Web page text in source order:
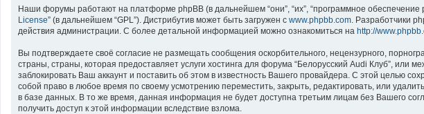
Наши форумы работают на платформе phpBB (в дальнейшем “они”, “их”, “программное обеспечение
License” (в дальнейшем “GPL”). Дистрибутив может быть загружен с www.phpbb.com . Разработчики
действия администрации. С более детальной информацией можно ознакомиться на http://
Вы подтверждаете своё согласие не размещать сообщения оскорбительного, нецензурного,
страны, страны, которая предоставляет услуги хостинга для форума “Белорусский Audi Клуб”,
заблокировать Ваш аккаунт и поставить об этом в известность Вашего провайдера. С этой целью
собой право в любое время по своему усмотрению переместить, закрыть, редактировать, или
в базе данных. В то же время, данная информация не будет доступна третьим лицам без Вашего
получить доступ к этой информации вследствие взлома.